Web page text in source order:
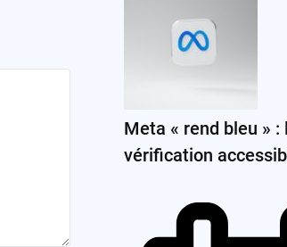
Meta « rend bleu » :
vérification